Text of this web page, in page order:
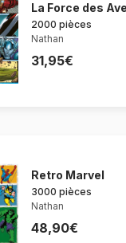
La Force des
2000 pièces
Nathan
31,95€
Retro Marvel
3000 pièces
Nathan
48,90€